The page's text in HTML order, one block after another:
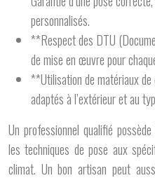
personnalisés.
**Respect des DTU
de mise en œuvre pour
**Utilisation de matériaux
adaptés à l’extérieur et au
Un professionnel qualifié
les techniques de pose aux
climat. Un bon artisan peut